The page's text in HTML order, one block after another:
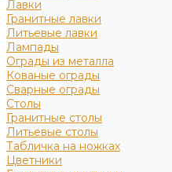
Лавки
Гранитные лавки
Литьевые лавки
Лампады
Ограды из металла
Кованые ограды
Сварные ограды
Столы
Гранитные столы
Литьевые столы
Табличка на ножках
Цветники